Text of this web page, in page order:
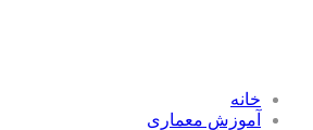
خانه
آموزش معماری